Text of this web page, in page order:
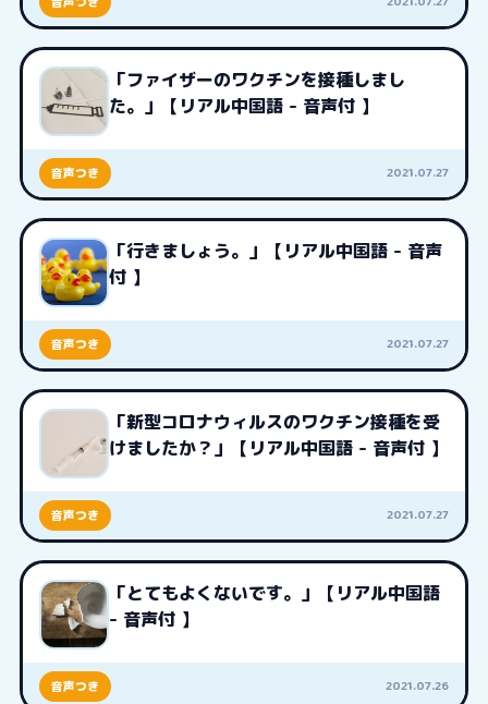
「ファイザーのワクチンを接種しまし
た。」【リアル中国語 - 音声付 】
音声つき 2021.07.27
「行きましょう。」【リアル中国語 - 音声
付 】
音声つき 2021.07.27
「新型コロナウィルスのワクチン接種を受
けましたか？」【リアル中国語 - 音声付 】
音声つき 2021.07.27
「とてもよくないです。」【リアル中国語
- 音声付 】
音声つき 2021.07.26